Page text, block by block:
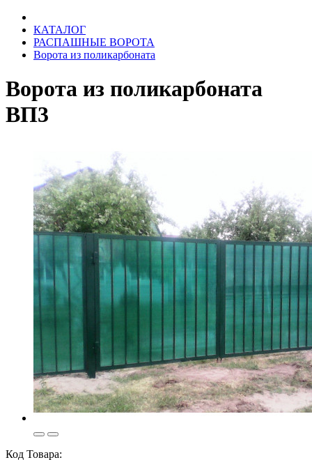
КАТАЛОГ
РАСПАШНЫЕ ВОРОТА
Ворота из поликарбоната
Ворота из поликарбоната
ВП3
Код Товара: